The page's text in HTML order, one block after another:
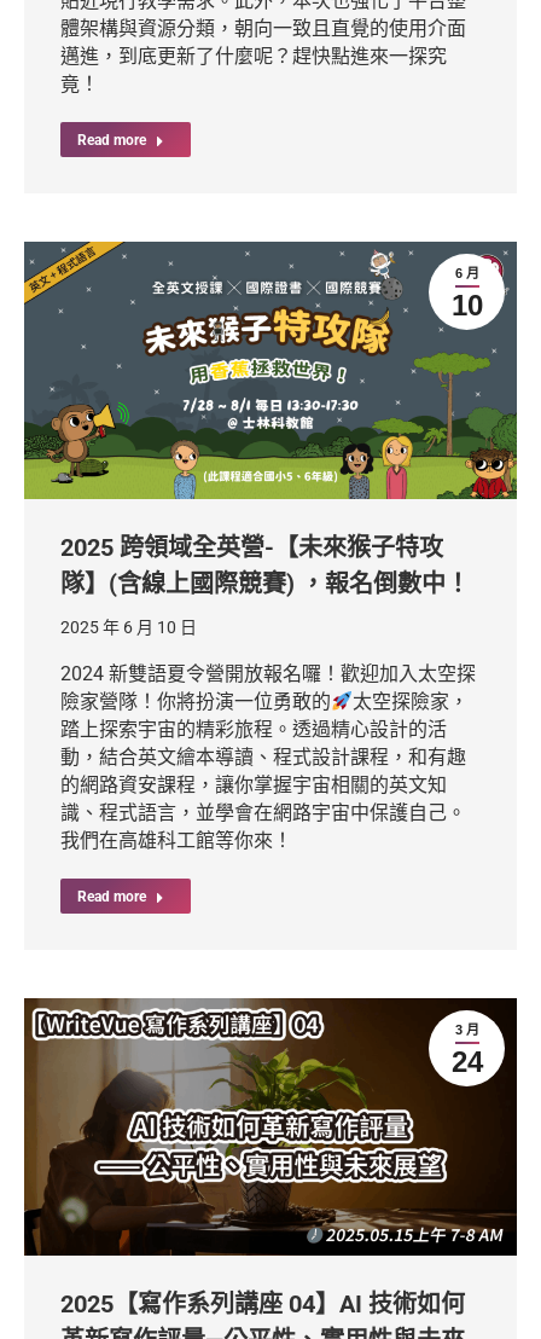
體架構與資源分類，朝向一致且直覺的使用介面
邁進，到底更新了什麼呢？趕快點進來一探究
竟！
Read more
6 月
10
2025 跨領域全英營-【未來猴子特攻
隊】(含線上國際競賽) ，報名倒數中！
2025 年 6 月 10 日
2024 新雙語夏令營開放報名囉！歡迎加入太空探
險家營隊！你將扮演一位勇敢的
太空探險家，
踏上探索宇宙的精彩旅程。透過精心設計的活
動，結合英文繪本導讀、程式設計課程，和有趣
的網路資安課程，讓你掌握宇宙相關的英文知
識、程式語言，並學會在網路宇宙中保護自己。
我們在高雄科工館等你來！
Read more
3 月
24
2025【寫作系列講座 04】AI 技術如何